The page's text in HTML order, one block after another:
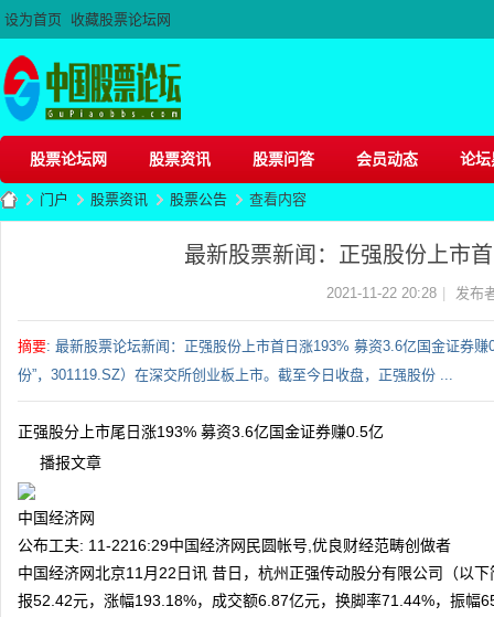
设为首页 收藏股票论坛网
股票论坛网 股票资讯 股票问答 会员动态 论坛
门户 股票资讯 股票公告 查看内容
最新股票新闻：正强股份上市
2021-11-22 20:28 发布
摘要: 最新股票论坛新闻：正强股份上市首日涨193% 募资3.6亿国金证券
份”，301119.SZ）在深交所创业板上市。截至今日收盘，正强股份 ...
正强股分上市尾日涨193% 募资3.6亿国金证券赚0.5亿
播报文章
中国经济网
公布工夫: 11-2216:29中国经济网民圆帐号,优良财经范畴创做者
中国经济网北京11月22日讯 昔日，杭州正强传动股分有限公司（以
报52.42元，涨幅193.18%，成交额6.87亿元，换脚率71.44%，振幅